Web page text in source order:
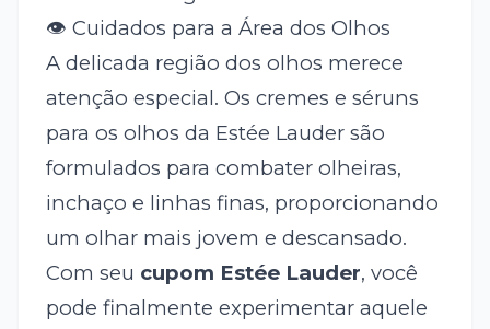
👁️ Cuidados para a Área dos Olhos
A delicada região dos olhos merece
atenção especial. Os cremes e séruns
para os olhos da Estée Lauder são
formulados para combater olheiras,
inchaço e linhas finas, proporcionando
um olhar mais jovem e descansado.
Com seu cupom Estée Lauder, você
pode finalmente experimentar aquele